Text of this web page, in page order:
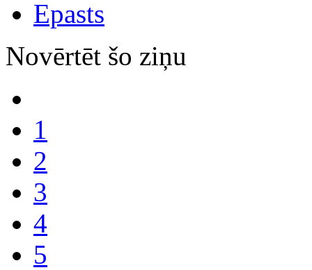
Epasts
Novērtēt šo ziņu
1
2
3
4
5